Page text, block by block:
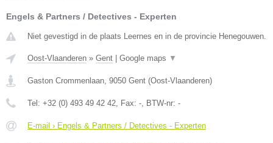
Engels & Partners / Detectives - Experten
Niet gevestigd in de plaats Leernes en in de provincie Henegouwen.
Oost-Vlaanderen » Gent Google maps ▼
Gaston Crommenlaan, 9050 Gent (Oost-Vlaanderen)
Tel: +32 (0) 493 49 42 42, Fax: -, BTW-nr: -
E-mail › Engels & Partners / Detectives - Experten